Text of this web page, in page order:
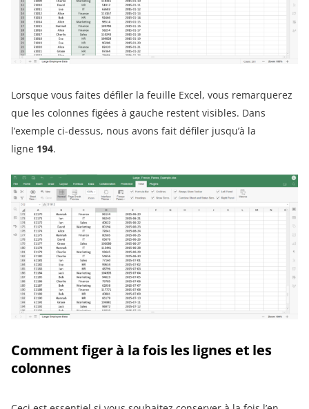
Lorsque vous faites défiler la feuille Excel, vous remarquerez
que les colonnes figées à gauche restent visibles. Dans
l’exemple ci-dessus, nous avons fait défiler jusqu’à la
ligne 194.
Comment figer à la fois les lignes et les
colonnes